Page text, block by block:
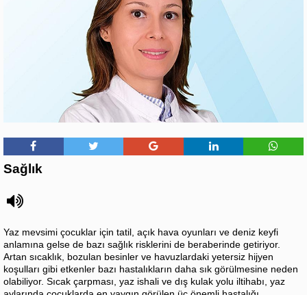
Sağlık
Yaz mevsimi çocuklar için tatil, açık hava oyunları ve deniz keyfi
anlamına gelse de bazı sağlık risklerini de beraberinde getiriyor.
Artan sıcaklık, bozulan besinler ve havuzlardaki yetersiz hijyen
koşulları gibi etkenler bazı hastalıkların daha sık görülmesine neden
olabiliyor. Sıcak çarpması, yaz ishali ve dış kulak yolu iltihabı, yaz